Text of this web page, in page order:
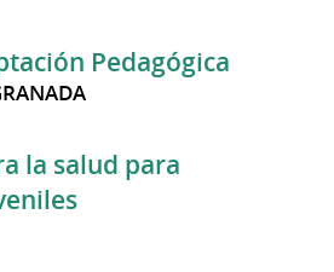
Pedagógica
la salud para